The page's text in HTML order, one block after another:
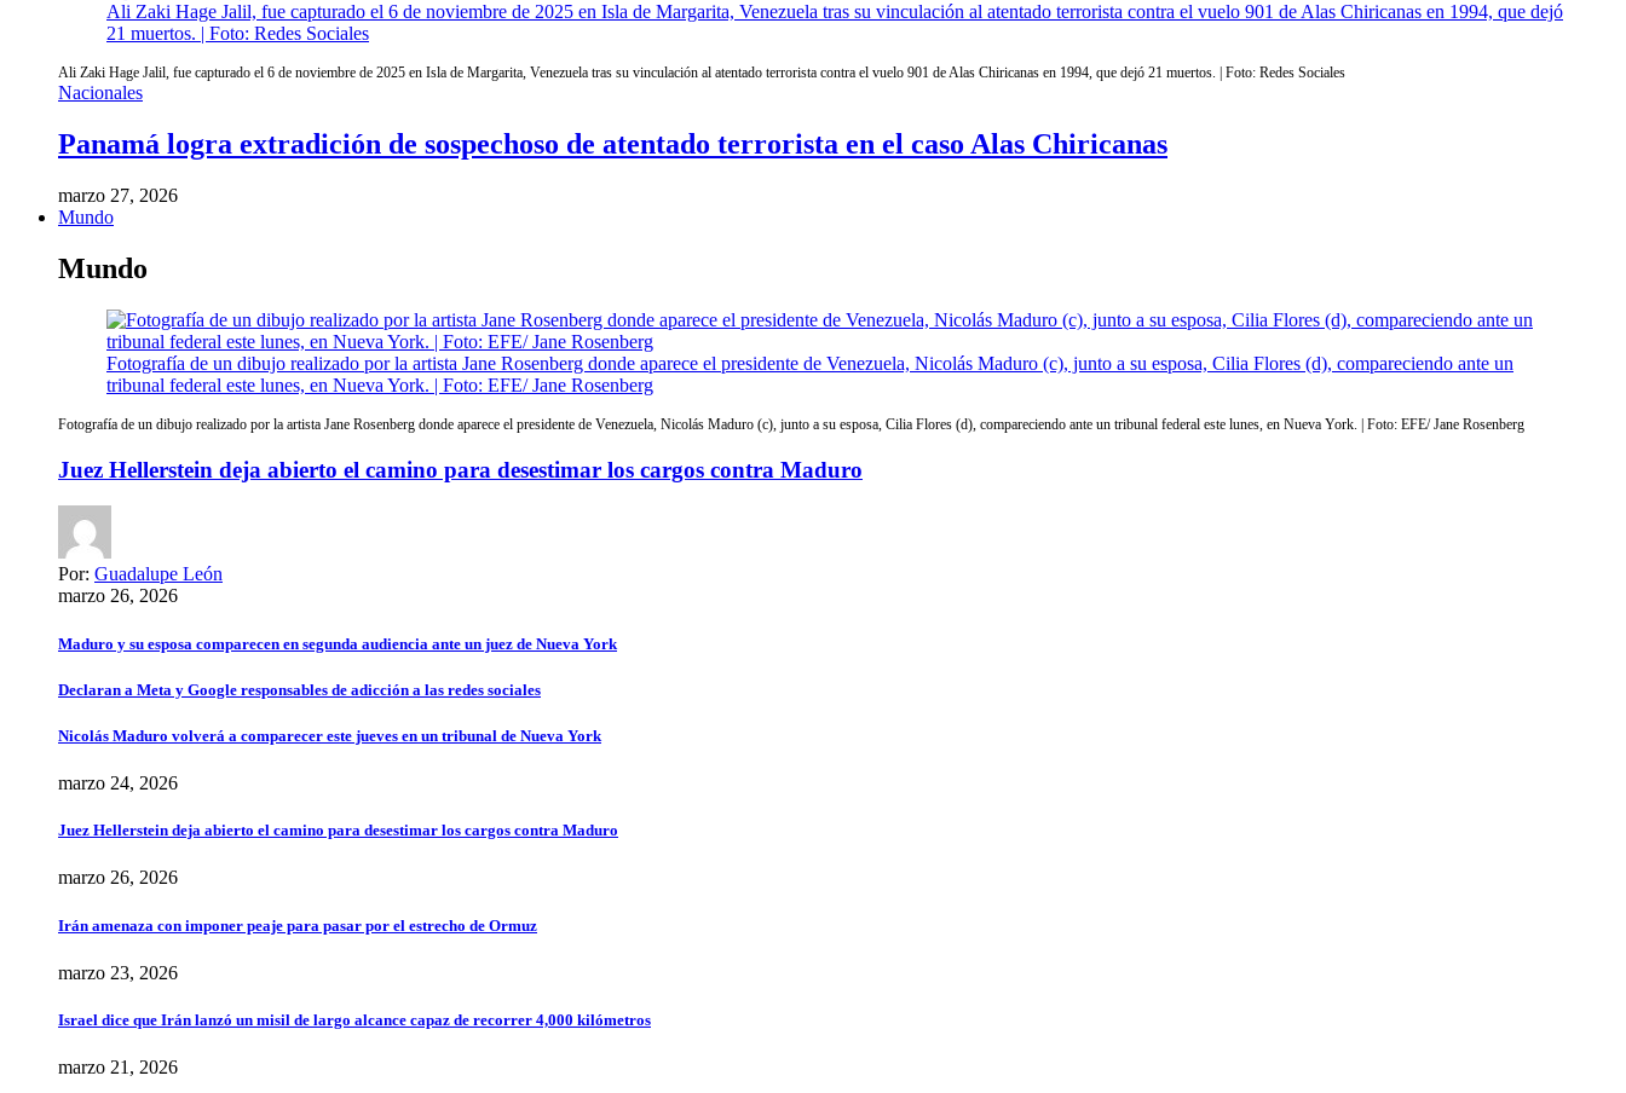
Ali Zaki Hage Jalil, fue capturado el 6 de noviembre de 2025 en Isla de Margarita, Venezuela tras su vinculación al atentado terrorista contra el vuelo 901 de Alas Chiricanas en 1994, que dejó
21 muertos. | Foto: Redes Sociales
Ali Zaki Hage Jalil, fue capturado el 6 de noviembre de 2025 en Isla de Margarita, Venezuela tras su vinculación al atentado terrorista contra el vuelo 901 de Alas Chiricanas en 1994, que dejó 21 muertos. | Foto: Redes Sociales
Nacionales
Panamá logra extradición de sospechoso de atentado terrorista en el caso Alas Chiricanas
marzo 27, 2026
Mundo
Mundo
Fotografía de un dibujo realizado por la artista Jane Rosenberg donde aparece el presidente de Venezuela, Nicolás Maduro (c), junto a su esposa, Cilia Flores (d), compareciendo ante un
tribunal federal este lunes, en Nueva York. | Foto: EFE/ Jane Rosenberg
Fotografía de un dibujo realizado por la artista Jane Rosenberg donde aparece el presidente de Venezuela, Nicolás Maduro (c), junto a su esposa, Cilia Flores (d), compareciendo ante un tribunal federal este lunes, en Nueva York. | Foto: EFE/ Jane Rosenberg
Juez Hellerstein deja abierto el camino para desestimar los cargos contra Maduro
Por: Guadalupe León
marzo 26, 2026
Maduro y su esposa comparecen en segunda audiencia ante un juez de Nueva York
Declaran a Meta y Google responsables de adicción a las redes sociales
Nicolás Maduro volverá a comparecer este jueves en un tribunal de Nueva York
marzo 24, 2026
Juez Hellerstein deja abierto el camino para desestimar los cargos contra Maduro
marzo 26, 2026
Irán amenaza con imponer peaje para pasar por el estrecho de Ormuz
marzo 23, 2026
Israel dice que Irán lanzó un misil de largo alcance capaz de recorrer 4,000 kilómetros
marzo 21, 2026